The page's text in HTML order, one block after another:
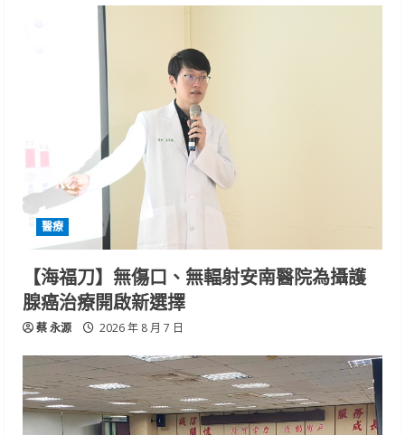
醫療
【海福刀】無傷口、無輻射安南醫院為攝護
腺癌治療開啟新選擇
蔡 永源 2026 年 8 月 7 日